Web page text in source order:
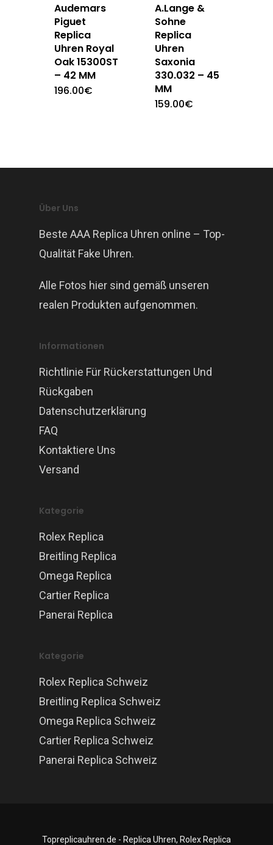
Audemars
Piguet
Replica
Uhren Royal
Oak 15300ST
– 42 MM
196.00€
A.Lange &
Sohne
Replica
Uhren
Saxonia
330.032 – 45
MM
159.00€
Über Uns
Beste AAA Replica Uhren online – Top-
Qualität Fake Uhren.
Alle Fotos hier sind gemäß unseren
realen Produkten aufgenommen.
Informationen
Richtlinie Für Rückerstattungen Und
Rückgaben
Datenschutzerklärung
FAQ
Kontaktiere Uns
Versand
Kategorie
Rolex Replica
Breitling Replica
Omega Replica
Cartier Replica
Panerai Replica
Kategorie
Rolex Replica Schweiz
Breitling Replica Schweiz
Omega Replica Schweiz
Cartier Replica Schweiz
Panerai Replica Schweiz
Topreplicauhren.de - Replica Uhren, Rolex Replica